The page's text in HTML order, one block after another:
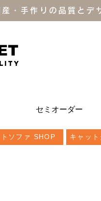
産・手作りの品質と
セミオーダー
ソファ SHOP キャッ